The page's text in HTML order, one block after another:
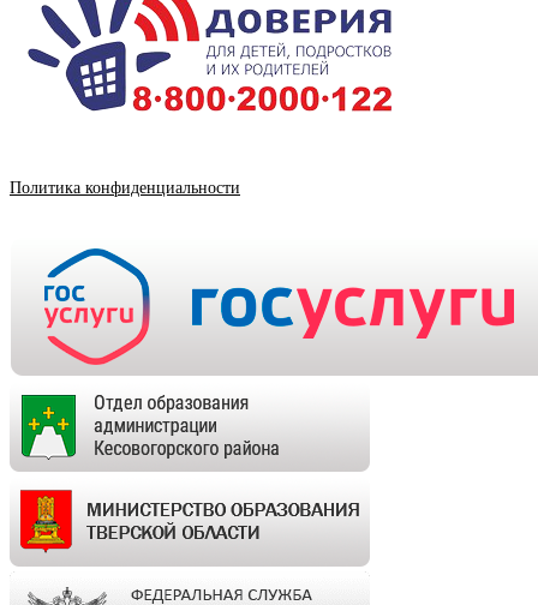
Политика конфиденциальности